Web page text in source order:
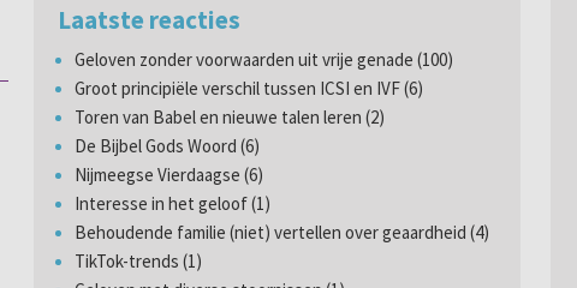
Laatste reacties
Geloven zonder voorwaarden uit vrije genade (100)
Groot principiële verschil tussen ICSI en IVF (6)
Toren van Babel en nieuwe talen leren (2)
De Bijbel Gods Woord (6)
Nijmeegse Vierdaagse (6)
Interesse in het geloof (1)
Behoudende familie (niet) vertellen over geaardheid (4)
TikTok-trends (1)